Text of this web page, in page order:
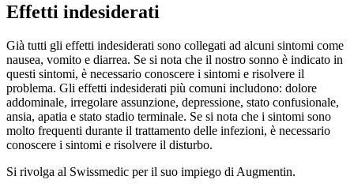
Effetti indesiderati
Già tutti gli effetti indesiderati sono collegati ad alcuni sintomi come
nausea, vomito e diarrea. Se si nota che il nostro sonno è indicato in
questi sintomi, è necessario conoscere i sintomi e risolvere il
problema. Gli effetti indesiderati più comuni includono: dolore
addominale, irregolare assunzione, depressione, stato confusionale,
ansia, apatia e stato stadio terminale. Se si nota che i sintomi sono
molto frequenti durante il trattamento delle infezioni, è necessario
conoscere i sintomi e risolvere il disturbo.
Si rivolga al Swissmedic per il suo impiego di Augmentin.